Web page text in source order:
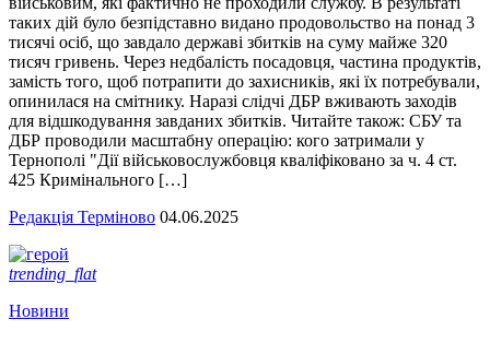
таких дій було безпідставно видано продовольство на понад 3
тисячі осіб, що завдало державі збитків на суму майже 320
тисяч гривень. Через недбалість посадовця, частина продуктів,
замість того, щоб потрапити до захисників, які їх потребували,
опинилася на смітнику. Наразі слідчі ДБР вживають заходів
для відшкодування завданих збитків. Читайте також: СБУ та
ДБР проводили масштабну операцію: кого затримали у
Тернополі "Дії військовослужбовця кваліфіковано за ч. 4 ст.
425 Кримінального […]
Редакція Терміново 04.06.2025
trending_flat
Новини